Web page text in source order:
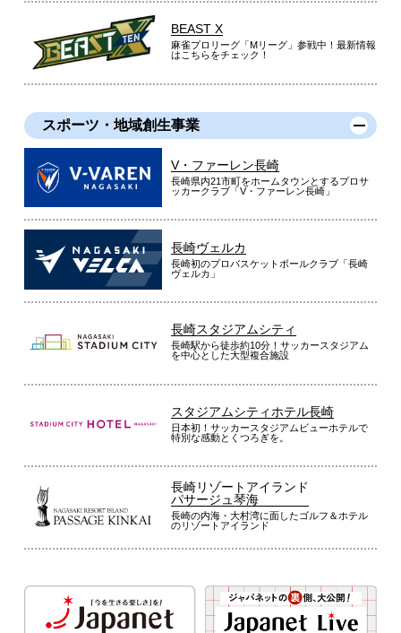
BEAST X
麻雀プロリーグ「Mリーグ」参戦中！最新情報
はこちらをチェック！
スポーツ・地域創生事業
V・ファーレン長崎
長崎県内21市町をホームタウンとするプロサ
ッカークラブ「V・ファーレン長崎」
長崎ヴェルカ
長崎初のプロバスケットボールクラブ「長崎
ヴェルカ」
長崎スタジアムシティ
長崎駅から徒歩約10分！サッカースタジアム
を中心とした大型複合施設
スタジアムシティホテル長崎
日本初！サッカースタジアムビューホテルで
特別な感動とくつろぎを。
長崎リゾートアイランド
パサージュ琴海
長崎の内海・大村湾に面したゴルフ＆ホテル
のリゾートアイランド